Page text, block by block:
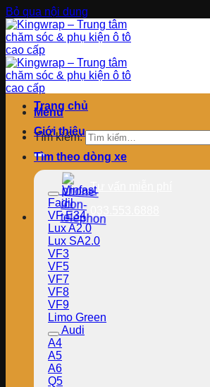
Bỏ qua nội dung
Menu
Tìm kiếm:
Tư vấn miễn phí
Trang chủ
Giới thiệu
Tìm theo dòng xe
Vinfast
Fadil
VF E34
Lux A2.0
Lux SA2.0
VF3
VF5
VF7
VF8
VF9
Limo Green
Audi
A4
A5
A6
Q5